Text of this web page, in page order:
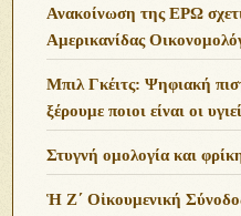
Ανακοίνωση της ΕΡΩ
Αμερικανίδας
Μπιλ Γκέιτς: Ψηφιακή
ξέρουμε ποιοι είναι οι
Στυγνή ομολογία και
Ἡ Ζ΄ Οἰκουμενική